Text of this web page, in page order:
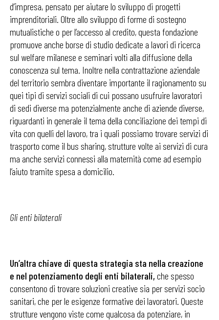
d’impresa, pensato per aiutare lo sviluppo di progetti
imprenditoriali. Oltre allo sviluppo di forme di sostegno
mutualistiche o per l’accesso al credito, questa fondazione
promuove anche borse di studio dedicate a lavori di ricerca
sul welfare milanese e seminari volti alla diffusione della
conoscenza sul tema. Inoltre nella contrattazione aziendale
del territorio sembra diventare importante il ragionamento su
quei tipi di servizi sociali di cui possano usufruire lavoratori
di sedi diverse ma potenzialmente anche di aziende diverse,
riguardanti in generale il tema della conciliazione dei tempi di
vita con quelli del lavoro, tra i quali possiamo trovare servizi di
trasporto come il bus sharing, strutture volte ai servizi di cura
ma anche servizi connessi alla maternità come ad esempio
l’aiuto tramite spesa a domicilio.
Gli enti bilaterali
Un’altra chiave di questa strategia sta nella creazione
e nel potenziamento degli enti bilaterali, che spesso
consentono di trovare soluzioni creative sia per servizi socio
sanitari, che per le esigenze formative dei lavoratori. Queste
strutture vengono viste come qualcosa da potenziare, in